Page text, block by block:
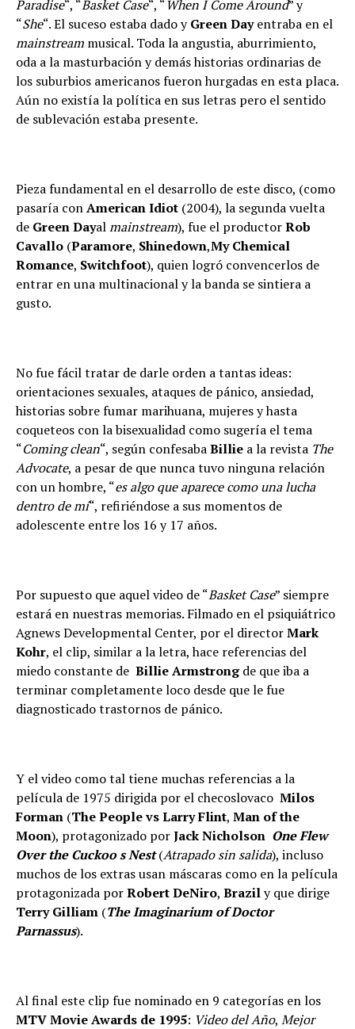
Paradise“, “Basket Case“, “When I Come Around” y
“She“.El suceso estaba dado yGreen Dayentraba en el
mainstream musical. Toda la angustia, aburrimiento,
oda a la masturbación y demás historias ordinarias de
los suburbios americanos fueron hurgadas en esta placa.
Aún no existía la política en sus letras pero el sentido
de sublevación estaba presente.
Pieza fundamental en el desarrollo de este disco, (como
pasaría conAmerican Idiot (2004), la segunda vuelta
de Green Dayalmainstream), fue el productorRob
Cavallo (Paramore, Shinedown,My Chemical
Romance, Switchfoot), quien logró convencerlos de
entrar en una multinacional y la banda se sintiera a
gusto.
No fue fácil tratar de darle orden a tantas ideas:
orientaciones sexuales, ataques de pánico, ansiedad,
historias sobre fumar marihuana, mujeres y hasta
coqueteos con la bisexualidad como sugería el tema
“Coming clean“, según confesabaBillie a la revista The
Advocate, a pesar de que nunca tuvo ninguna relación
con un hombre, “es algo que aparece como una lucha
dentro de mí“, refiriéndose a sus momentos de
adolescente entre los 16 y 17 años.
Por supuesto que aquel video de “Basket Case” siempre
estará en nuestras memorias. Filmado en el psiquiátrico
Agnews Developmental Center, por el directorMark
Kohr, el clip, similar a la letra, hace referencias del
miedo constante de Billie Armstrongde que iba a
terminar completamente loco desde que le fue
diagnosticado trastornos de pánico.
Y el video como tal tiene muchas referencias a la
película de 1975 dirigida por el checoslovaco Milos
Forman (The People vs Larry Flint, Man of the
Moon), protagonizado porJack Nicholson One Flew
Over the Cuckoo s Nest(Atrapado sin salida), incluso
muchos de los extras usan máscaras como en la película
protagonizada porRobert DeNiro, Brazily que dirige
Terry Gilliam (The Imaginarium of Doctor
Parnassus).
Al final este clip fue nominado en 9 categorías en los
MTV Movie Awards de 1995: Video del Año, Mejor